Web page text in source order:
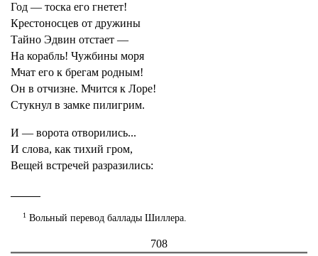
Год — тоска его гнетет!
Крестоносцев от дружины
Тайно Эдвин отстает —
На корабль! Чужбины моря
Мчат его к брегам родным!
Он в отчизне. Мчится к Лоре!
Стукнул в замке пилигрим.
И — ворота отворились...
И слова, как тихий гром,
Вещей встречей разразились:
1Вольный перевод баллады Шиллера.
708